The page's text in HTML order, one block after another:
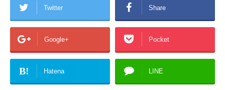
Twitter Share
Google+ Pocket
B! Hatena LINE